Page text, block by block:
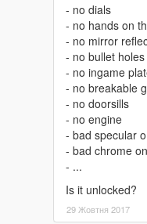
- no dials
- no hands on
- no mirror
- no bullet holes
- no ingame
- no breakable
- no doorsills
- no engine
- bad specular
- bad chrome
- ...
Is it unlocked?
29 Жовтня 2017